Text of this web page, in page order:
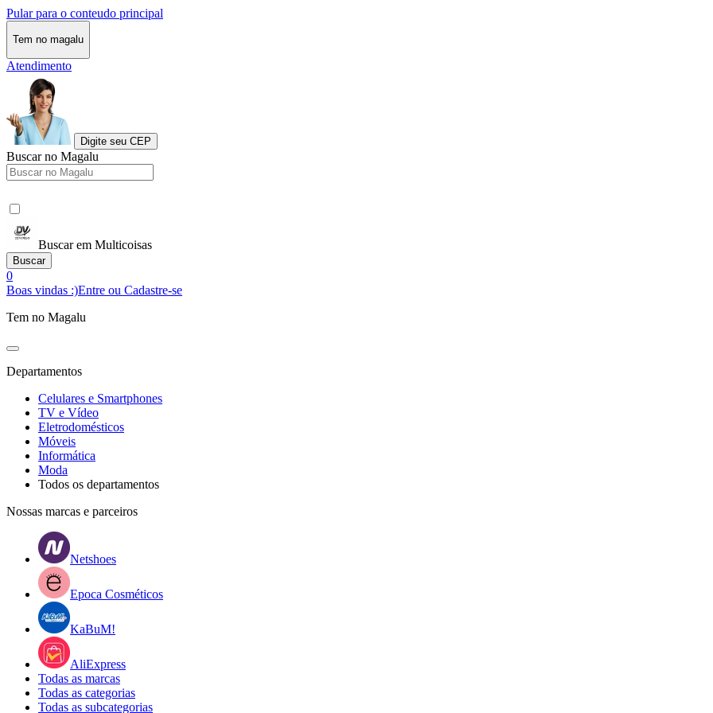
Pular para o conteudo principal
Tem no magalu
Atendimento
Digite seu CEP
Buscar no Magalu
Buscar em Multicoisas
Buscar
0
Boas vindas :)Entre ou Cadastre-se
Tem no Magalu
Departamentos
Celulares e Smartphones
TV e Vídeo
Eletrodomésticos
Móveis
Informática
Moda
Todos os departamentos
Nossas marcas e parceiros
Netshoes
Epoca Cosméticos
KaBuM!
AliExpress
Todas as marcas
Todas as categorias
Todas as subcategorias